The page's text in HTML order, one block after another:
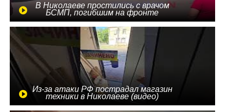
В Николаеве простились с врачом
БСМП, погибшим на фронте
Из-за атаки РФ пострадал магазин
техники в Николаеве (видео)